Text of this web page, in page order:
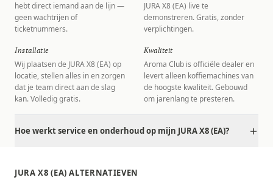
hebt direct iemand aan de lijn —
geen wachtrijen of
ticketnummers.
JURA X8 (EA) live te
demonstreren. Gratis, zonder
verplichtingen.
Installatie
Wij plaatsen de JURA X8 (EA) op
locatie, stellen alles in en zorgen
dat je team direct aan de slag
kan. Volledig gratis.
Kwaliteit
Aroma Club is officiële dealer en
levert alleen koffiemachines van
de hoogste kwaliteit. Gebouwd
om jarenlang te presteren.
Hoe werkt service en onderhoud op mijn JURA X8 (EA)?
JURA X8 (EA) ALTERNATIEVEN